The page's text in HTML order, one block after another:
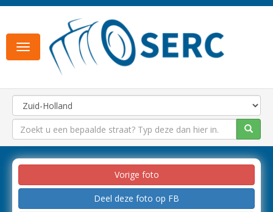
Toggle
navigation
Vorige foto
Deel deze foto op FB